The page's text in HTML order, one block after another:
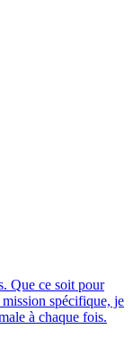
Que ce soit pour
spécifique, je
à chaque fois.